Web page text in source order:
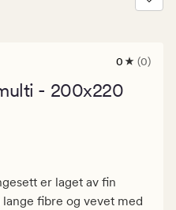
0
med
0 (0)
- 200x220
er laget av fin
fibre og vevet med